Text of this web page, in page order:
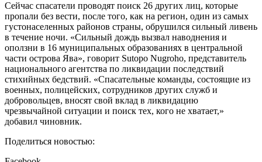
Сейчас спасатели проводят поиск 26 других лиц, которые
пропали без вести, после того, как на регион, один из самых
густонаселенных районов страны, обрушился сильный ливень
в течение ночи. «Сильный дождь вызвал наводнения и
оползни в 16 муниципальных образованиях в центральной
части острова Ява», говорит Sutopo Nugroho, представитель
национального агентства по ликвидации последствий
стихийных бедствий. «Спасательные команды, состоящие из
военных, полицейских, сотрудников других служб и
добровольцев, вносят свой вклад в ликвидацию
чрезвычайной ситуации и поиск тех, кого не хватает,»
добавил чиновник.
Поделиться новостью: